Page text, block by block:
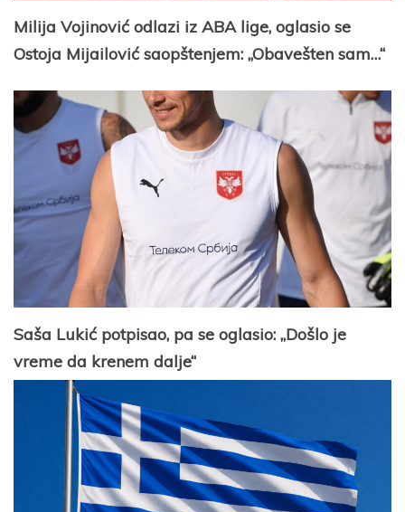
Milija Vojinović odlazi iz ABA lige, oglasio se
Ostoja Mijailović saopštenjem: „Obavešten sam…“
Saša Lukić potpisao, pa se oglasio: „Došlo je
vreme da krenem dalje“